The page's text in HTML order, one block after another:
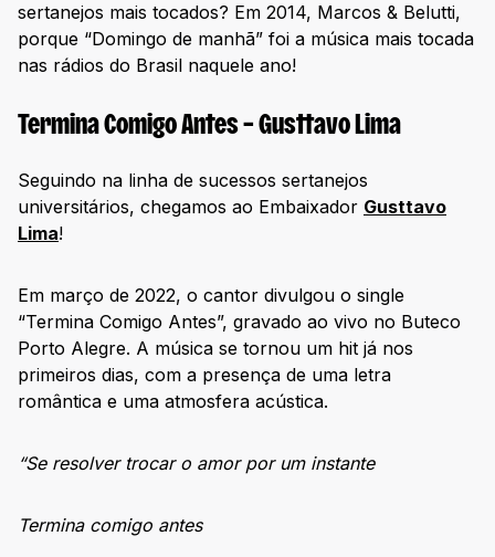
sertanejos mais tocados? Em 2014, Marcos & Belutti,
porque “Domingo de manhã” foi a música mais tocada
nas rádios do Brasil naquele ano!
Termina Comigo Antes – Gusttavo Lima
Seguindo na linha de sucessos sertanejos
universitários, chegamos ao Embaixador Gusttavo
Lima!
Em março de 2022, o cantor divulgou o single
“Termina Comigo Antes”, gravado ao vivo no Buteco
Porto Alegre. A música se tornou um hit já nos
primeiros dias, com a presença de uma letra
romântica e uma atmosfera acústica.
“Se resolver trocar o amor por um instante
Termina comigo antes